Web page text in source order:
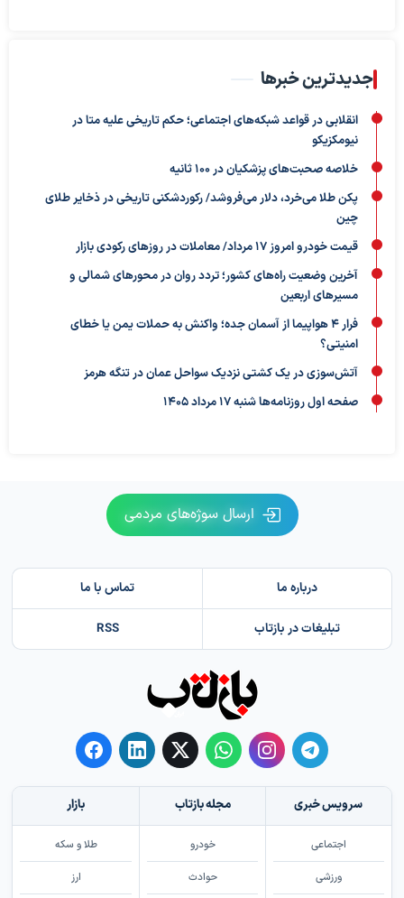
جدیدترین خبرها
انقلابی در قواعد شبکه‌های اجتماعی؛ حکم تاریخی علیه متا در
نیومکزیکو
خلاصه صحبت‌های پزشکیان در ۱۰۰ ثانیه
پکن طلا می‌خرد، دلار می‌فروشد/ رکوردشکنی تاریخی در ذخایر طلای
چین
قیمت خودرو امروز ۱۷ مرداد/ معاملات در روزهای رکودی بازار
آخرین وضعیت راه‌های کشور؛ تردد روان در محورهای شمالی و
مسیرهای اربعین
فرار ۴ هواپیما از آسمان جده؛ واکنش به حملات یمن یا خطای
امنیتی؟
آتش‌سوزی در یک کشتی نزدیک سواحل عمان در تنگه هرمز
صفحه اول روزنامه‌ها شنبه 17 مرداد 1405
ارسال سوژه‌های مردمی
درباره ما تماس با ما
تبلیغات در بازتاب RSS
سرویس خبری
اجتماعی
ورزشی
مجله بازتاب
خودرو
حوادث
بازار
طلا و سکه
ارز